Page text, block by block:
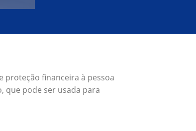
proteção financeira à pessoa
que pode ser usada para